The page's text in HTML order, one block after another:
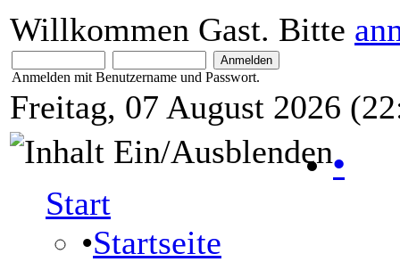
Willkommen Gast. Bitte
Anmelden mit Benutzername und Passwort.
Freitag, 07 August 2026
•
Start
•Startseite